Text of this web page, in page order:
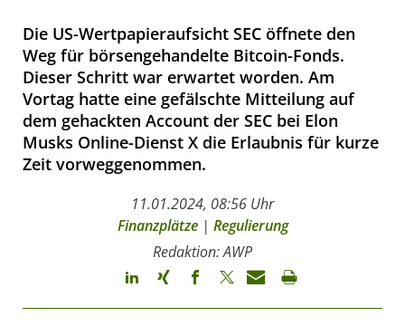
Die US-Wertpapieraufsicht SEC öffnete den
Weg für börsengehandelte Bitcoin-Fonds.
Dieser Schritt war erwartet worden. Am
Vortag hatte eine gefälschte Mitteilung auf
dem gehackten Account der SEC bei Elon
Musks Online-Dienst X die Erlaubnis für kurze
Zeit vorweggenommen.
11.01.2024, 08:56 Uhr
Finanzplätze| Regulierung
Redaktion: AWP